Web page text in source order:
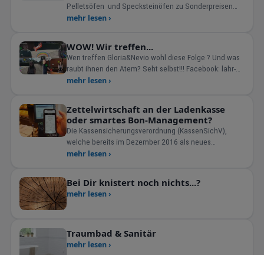
Pelletsöfen und Specksteinöfen zu Sonderpreisen
mit 10-30% Rabatt an. Ebenso Lagerware (Keramik ,ge
mehr lesen ›
WOW! Wir treffen...
Wen treffen Gloria&Nevio wohl diese Folge ? Und was
raubt ihnen den Atem? Seht selbst!!! Facebook: lahr-
das g&oum
mehr lesen ›
Zettelwirtschaft an der Ladenkasse
oder smartes Bon-Management?
Die Kassensicherungsverordnung (KassenSichV),
welche bereits im Dezember 2016 als neues
Kassengesetz erlassen wurde und
mehr lesen ›
Bei Dir knistert noch nichts...?
mehr lesen ›
Traumbad & Sanitär
mehr lesen ›